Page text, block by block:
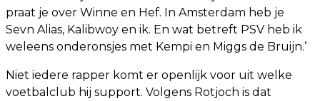
praat je over Winne en Hef. In Amsterdam heb je
Sevn Alias, Kalibwoy en ik. En wat betreft PSV heb ik
weleens onderonsjes met Kempi en Miggs de Bruijn.’
Niet iedere rapper komt er openlijk voor uit welke
voetbalclub hij support. Volgens Rotjoch is dat